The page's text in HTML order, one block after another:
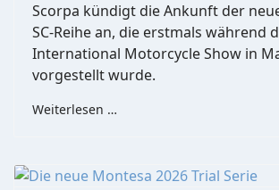
Scorpa kündigt die Ankunft der
SC-Reihe an, die erstmals während
International Motorcycle Show in
vorgestellt wurde.
Weiterlesen …